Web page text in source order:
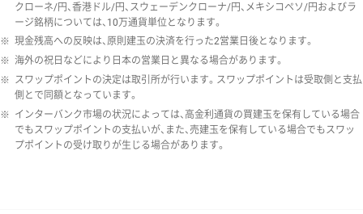
クローネ/円、香港ドル/円、スウェーデンクローナ/円、メキシコペソ/円およびラ
ージ銘柄については、10万通貨単位となります。
※ 現金残高への反映は、原則建玉の決済を行った2営業日後となります。
※ 海外の祝日などにより日本の営業日と異なる場合があります。
※ スワップポイントの決定は取引所が行います。スワップポイントは受取側と支払
側とで同額となっています。
※ インターバンク市場の状況によっては、高金利通貨の買建玉を保有している場合
でもスワップポイントの支払いが、また、売建玉を保有している場合でもスワッ
プポイントの受け取りが生じる場合があります。